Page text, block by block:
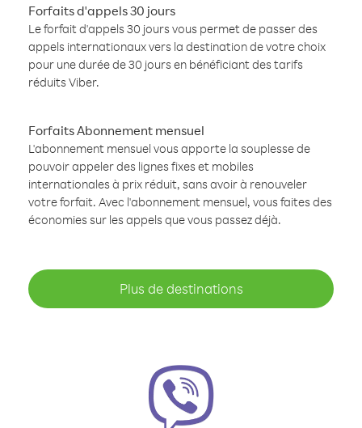
Forfaits d'appels 30 jours
Le forfait d'appels 30 jours vous permet de passer des
appels internationaux vers la destination de votre choix
pour une durée de 30 jours en bénéficiant des tarifs
réduits Viber.
Forfaits Abonnement mensuel
L'abonnement mensuel vous apporte la souplesse de
pouvoir appeler des lignes fixes et mobiles
internationales à prix réduit, sans avoir à renouveler
votre forfait. Avec l'abonnement mensuel, vous faites des
économies sur les appels que vous passez déjà.
Plus de destinations